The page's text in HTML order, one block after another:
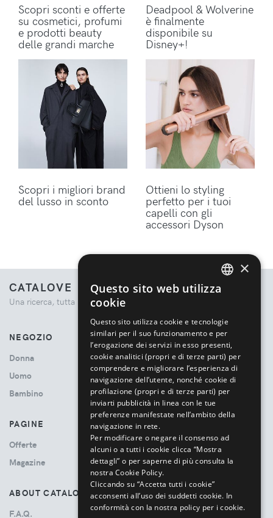
Scopri sconti e offerte
su cosmetici, profumi
e prodotti beauty
delle grandi marche
Deadpool & Wolverine
è finalmente
disponibile su
Disney+!
Scopri i migliori brand
del lusso in sconto
Ottieni lo styling
perfetto per i tuoi
capelli con gli
accessori Dyson
CATALOVE
Una ricerca, tutta la moda.
NEGOZIO
Donna
Uomo
Bambino
PAGINE
Offerte
Magazine
ABOUT CATALOVE
F.A.Q.
×
Questo sito web utilizza
cookie
Questo sito utilizza cookie e tecnologie
similari per il suo funzionamento e per
l’erogazione dei servizi in esso presenti,
cookie analitici (propri e di terze parti) per
comprendere e migliorare l’esperienza di
navigazione dell’utente, nonché cookie di
profilazione (propri e di terze parti) per
inviarti pubblicità in linea con le tue
preferenze manifestate nell’ambito della
navigazione in rete.
Per modificare o negare il consenso ad
alcuni o a tutti i cookie clicca “Mostra
dettagli” o per saperne di più consulta la
nostra Cookie Policy.
Cliccando su “Accetta tutti i cookie”
acconsenti all’uso dei suddetti cookie. In
conformità con la nostra policy per i cookie.